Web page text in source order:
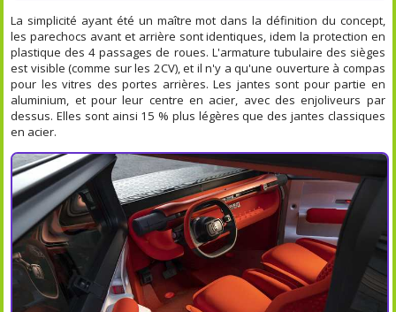
La simplicité ayant été un maître mot dans la définition du concept,
les parechocs avant et arrière sont identiques, idem la protection en
plastique des 4 passages de roues. L'armature tubulaire des sièges
est visible (comme sur les 2CV), et il n'y a qu'une ouverture à compas
pour les vitres des portes arrières. Les jantes sont pour partie en
aluminium, et pour leur centre en acier, avec des enjoliveurs par
dessus. Elles sont ainsi 15 % plus légères que des jantes classiques
en acier.